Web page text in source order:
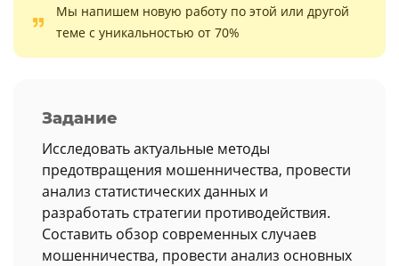
Мы напишем новую работу по этой или другой
теме с уникальностью от 70%
Задание
Исследовать актуальные методы
предотвращения мошенничества, провести
анализ статистических данных и
разработать стратегии противодействия.
Составить обзор современных случаев
мошенничества, провести анализ основных